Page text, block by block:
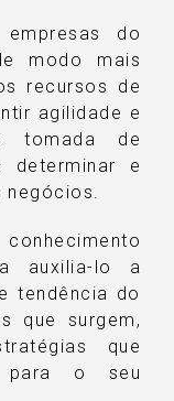
do
modo mais
recursos de
agilidade e
tomada de
determinar e
negócios.
auxilia-lo a
tendência do
que surgem,
que
para o seu